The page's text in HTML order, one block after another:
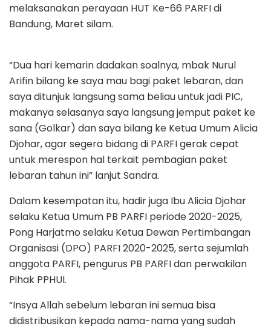
melaksanakan perayaan HUT Ke-66 PARFI di
Bandung, Maret silam.
“Dua hari kemarin dadakan soalnya, mbak Nurul
Arifin bilang ke saya mau bagi paket lebaran, dan
saya ditunjuk langsung sama beliau untuk jadi PIC,
makanya selasanya saya langsung jemput paket ke
sana (Golkar) dan saya bilang ke Ketua Umum Alicia
Djohar, agar segera bidang di PARFI gerak cepat
untuk merespon hal terkait pembagian paket
lebaran tahun ini” lanjut Sandra.
Dalam kesempatan itu, hadir juga Ibu Alicia Djohar
selaku Ketua Umum PB PARFI periode 2020-2025,
Pong Harjatmo selaku Ketua Dewan Pertimbangan
Organisasi (DPO) PARFI 2020-2025, serta sejumlah
anggota PARFI, pengurus PB PARFI dan perwakilan
Pihak PPHUI.
“Insya Allah sebelum lebaran ini semua bisa
didistribusikan kepada nama-nama yang sudah